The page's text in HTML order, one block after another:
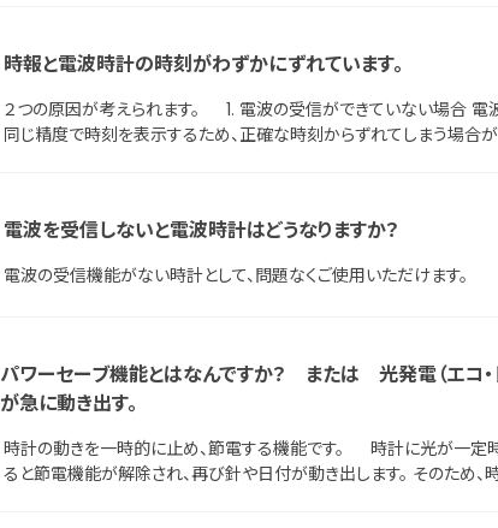
時報と電波時計の時刻がわずかにずれています。
２つの原因が考えられます。 1. 電波の受信ができていない場合 電波の受信操作を行ってください。 電波を受信していないときは、電波受信の機能がない一般的な時計と
同じ精度で時刻を表示するため、正確な時刻からずれてしまう場
電波を受信しないと電波時計はどうなりますか？
電波の受信機能がない時計として、問題なくご使用いただけます。
パワーセーブ機能とはなんですか？ または 光発電（エコ・
が急に動き出す。
時計の動きを一時的に止め、節電する機能です。 時計に光が一定
ると節電機能が解除され、再び針や日付が動き出します。 そのため